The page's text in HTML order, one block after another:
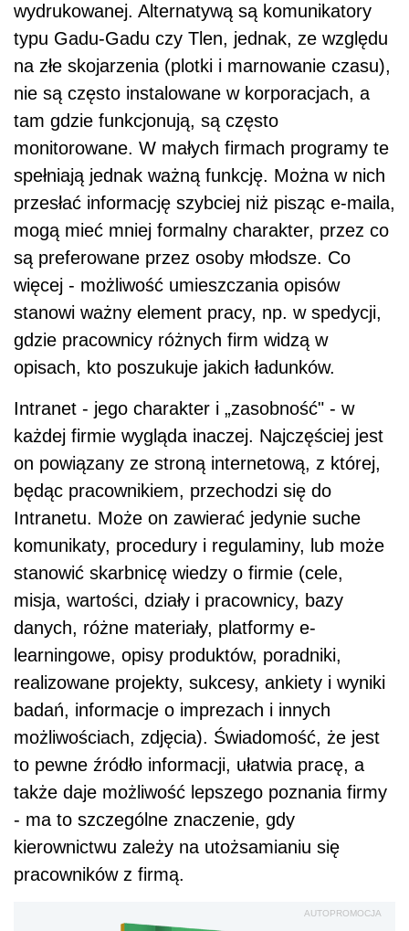
wydrukowanej. Alternatywą są komunikatory
typu Gadu-Gadu czy Tlen, jednak, ze względu
na złe skojarzenia (plotki i marnowanie czasu),
nie są często instalowane w korporacjach, a
tam gdzie funkcjonują, są często
monitorowane. W małych firmach programy te
spełniają jednak ważną funkcję. Można w nich
przesłać informację szybciej niż pisząc e-maila,
mogą mieć mniej formalny charakter, przez co
są preferowane przez osoby młodsze. Co
więcej - możliwość umieszczania opisów
stanowi ważny element pracy, np. w spedycji,
gdzie pracownicy różnych firm widzą w
opisach, kto poszukuje jakich ładunków.
Intranet - jego charakter i „zasobność" - w
każdej firmie wygląda inaczej. Najczęściej jest
on powiązany ze stroną internetową, z której,
będąc pracownikiem, przechodzi się do
Intranetu. Może on zawierać jedynie suche
komunikaty, procedury i regulaminy, lub może
stanowić skarbnicę wiedzy o firmie (cele,
misja, wartości, działy i pracownicy, bazy
danych, różne materiały, platformy e-
learningowe, opisy produktów, poradniki,
realizowane projekty, sukcesy, ankiety i wyniki
badań, informacje o imprezach i innych
możliwościach, zdjęcia). Świadomość, że jest
to pewne źródło informacji, ułatwia pracę, a
także daje możliwość lepszego poznania firmy
- ma to szczególne znaczenie, gdy
kierownictwu zależy na utożsamianiu się
pracowników z firmą.
AUTOPROMOCJA